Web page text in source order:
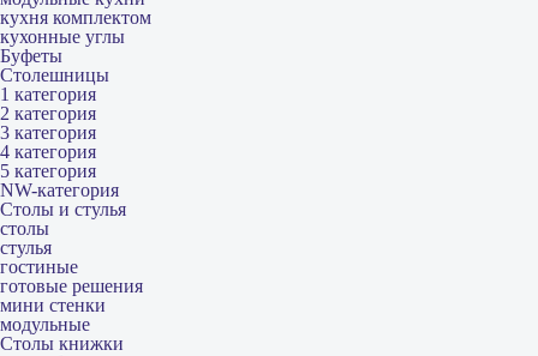
кухня комплектом
кухонные углы
Буфеты
Столешницы
1 категория
2 категория
3 категория
4 категория
5 категория
NW-категория
Столы и стулья
столы
стулья
гостиные
готовые решения
мини стенки
модульные
Столы книжки